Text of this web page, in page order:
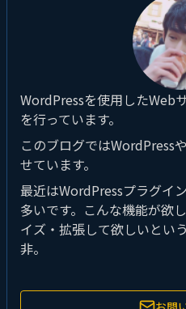
WordPressを使用したWeb
を行っています。
このブログではWordPress
せています。
最近はWordPressプラグイ
多いです。こんな機能が欲
イズ・拡張して欲しいとい
非。